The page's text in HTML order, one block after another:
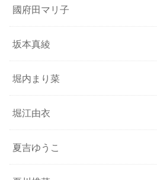
國府田マリ子
坂本真綾
堀内まり菜
堀江由衣
夏吉ゆうこ